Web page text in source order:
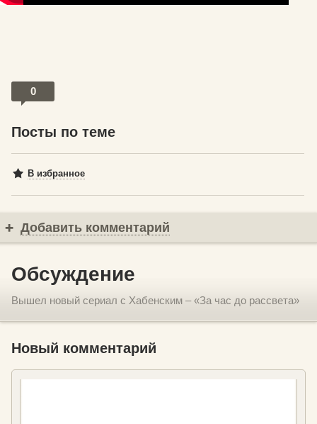
0
Посты по теме
В избранное
Добавить комментарий
Обсуждение
Вышел новый сериал с Хабенским – «За час до рассвета»
Новый комментарий